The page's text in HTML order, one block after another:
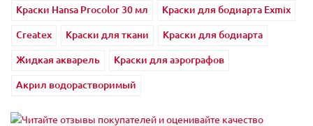
Краски Hansa Procolor 30 мл
Краски для бодиарта Exmix
Createx
Краски для ткани
Краски для бодиарта
Жидкая акварель
Краски для аэрографов
Акрил водорастворимый